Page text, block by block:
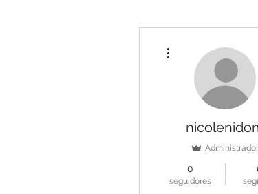
Administrador
0
seguidores